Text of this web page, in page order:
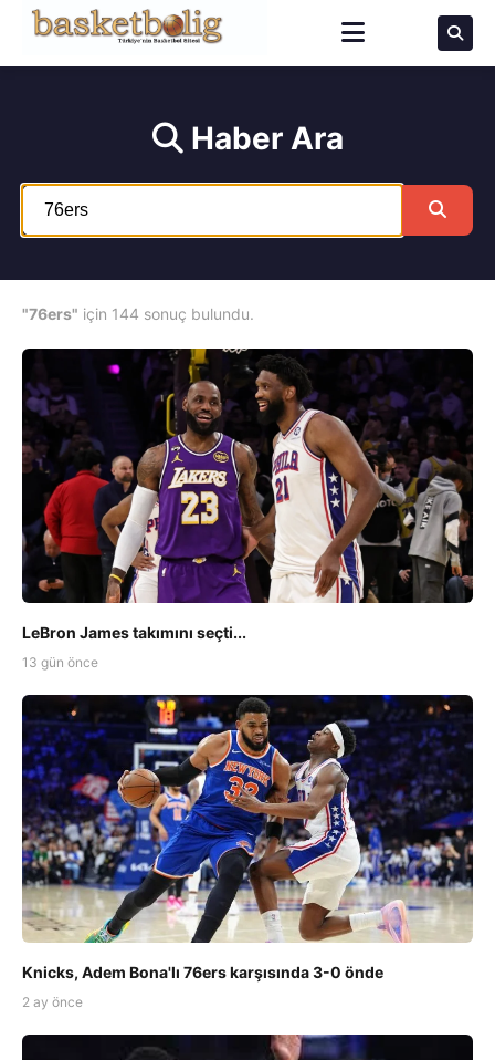
Haber Ara
"76ers" için 144 sonuç bulundu.
LeBron James takımını seçti...
13 gün önce
Knicks, Adem Bona'lı 76ers karşısında 3-0 önde
2 ay önce